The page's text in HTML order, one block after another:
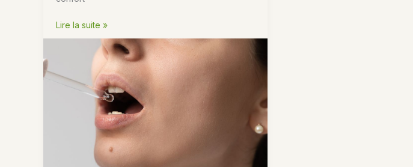
Le
CBD
les
douleurs
Lire la suite »